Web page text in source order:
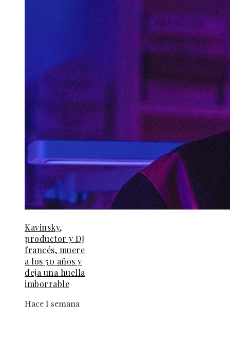
Kavinsky,
productor y DJ
francés, muere
a los 50 años y
deja una huella
imborrable
Hace 1 semana